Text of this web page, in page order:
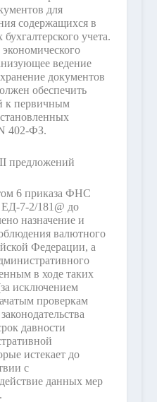
для
содержащихся в
учета.
ведение
документов
обеспечить
к первичным
402-ФЗ.
предложений
6 приказа ФНС
7-2/181@ до
назначение и
валютного
Федерации, а
в ходе таких
исключением
проверкам
давности
истекает до
с
данных мер